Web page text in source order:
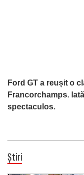
Ford GT a reușit o
Francorchamps.
spectaculos.
Știri